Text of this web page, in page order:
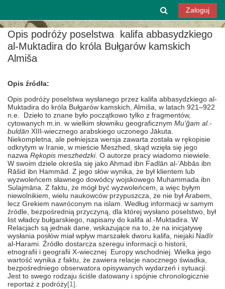
Przełącznik
Zaloguj
Opis podróży poselstwa kalifa abbasydzkiego
al-Muktadira do króla Bułgarów kamskich
Almiša
Opis źródła:
Opis podróży poselstwa wysłanego przez kalifa abbasydzkiego al-
Muktadira do króla Bułgarów kamskich, Almiša, w latach 921–922
n.e. Dzieło to znane było początkowo tylko z fragmentów,
cytowanych m.in. w wielkim słowniku geograficznym Mu‘ğam al.-
buldān XIII-wiecznego arabskiego uczonego Jākuta.
Niekompletna, ale pełniejsza wersja zawarta została w rękopisie
odkrytym w Iranie, w mieście Meszhed, skąd wzięła się jego
nazwa Rękopis meszhedzki. O autorze pracy wiadomo niewiele.
W swoim dziele określa się jako Ahmad ibn Fadlān al-‘Abbās ibn
Rāšid ibn Hammād. Z jego słów wynika, że był klientem lub
wyzwoleńcem sławnego dowódcy wojskowego Muhammada ibn
Sulajmāna. Z faktu, że mógł być wyzwoleńcem, a więc byłym
niewolnikiem, wielu naukowców przypuszcza, że nie był Arabem,
lecz Grekiem nawróconym na islam. Według informacji w samym
źródle, bezpośrednią przyczyną, dla której wysłano poselstwo, był
list władcy bułgarskiego, napisany do kalifa al.-Muktadira. W
Relacjach są jednak dane, wskazujące na to, że na inicjatywę
wysłania posłów miał wpływ marszałek dworu kalifa, niejaki Nadīr
al-Harami. Źródło dostarcza szeregu informacji o historii,
etnografii i geografii X-wiecznej Europy wschodniej. Wielka jego
wartość wynika z faktu, że zawiera relacje naocznego świadka,
bezpośredniego obserwatora opisywanych wydarzeń i sytuacji.
Jest to swego rodzaju ściśle datowany i spójnie chronologicznie
reportaż z podróży[1].